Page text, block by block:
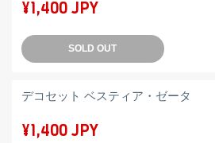
¥1,400 JPY
SOLD OUT
デコセット ベスティア・ゼータ
¥1,400 JPY